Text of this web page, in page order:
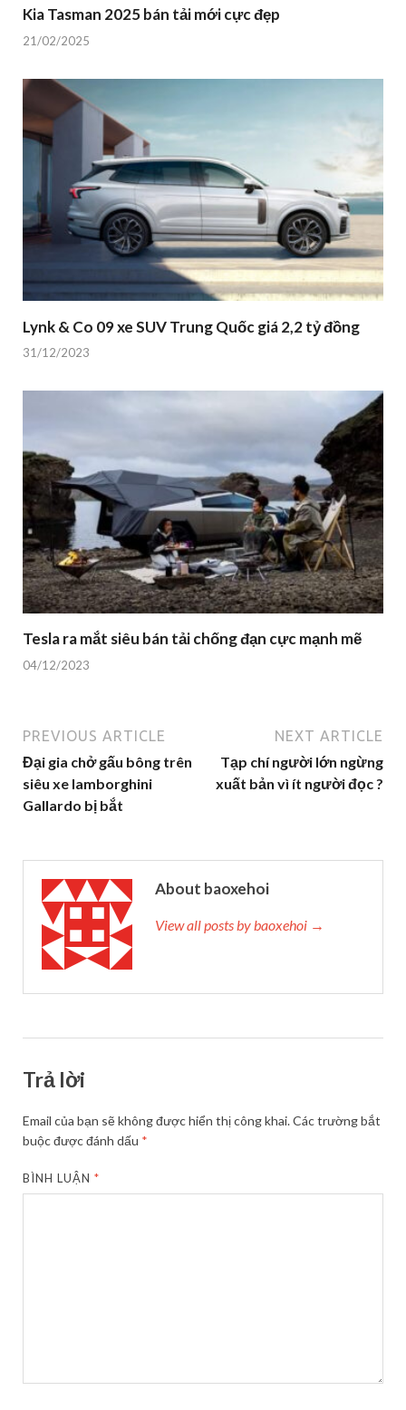
Kia Tasman 2025 bán tải mới cực đẹp
21/02/2025
Lynk & Co 09 xe SUV Trung Quốc giá 2,2 tỷ đồng
31/12/2023
Tesla ra mắt siêu bán tải chống đạn cực mạnh mẽ
04/12/2023
PREVIOUS ARTICLE
Đại gia chở gấu bông trên
siêu xe lamborghini
Gallardo bị bắt
NEXT ARTICLE
Tạp chí người lớn ngừng
xuất bản vì ít người đọc ?
About baoxehoi
View all posts by baoxehoi →
Trả lời
Email của bạn sẽ không được hiển thị công khai.Các trường bắt
buộc được đánh dấu *
BÌNH LUẬN*